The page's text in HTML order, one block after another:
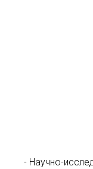
- Научно-